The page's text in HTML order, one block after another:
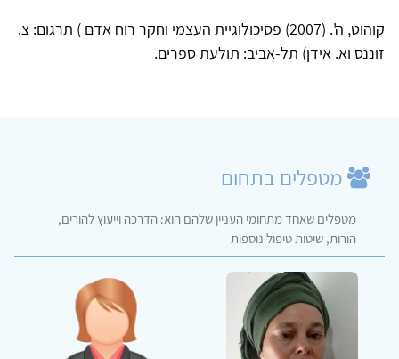
קוהוט, ה'. (2007) פסיכולוגיית העצמי וחקר רוח אדם ) תרגום: צ.
זוננס וא. אידן) תל-אביב: תולעת ספרים.
מטפלים בתחום
מטפלים שאחד מתחומי העניין שלהם הוא: הדרכה וייעוץ להורים,
הורות, שיטות טיפול נוספות